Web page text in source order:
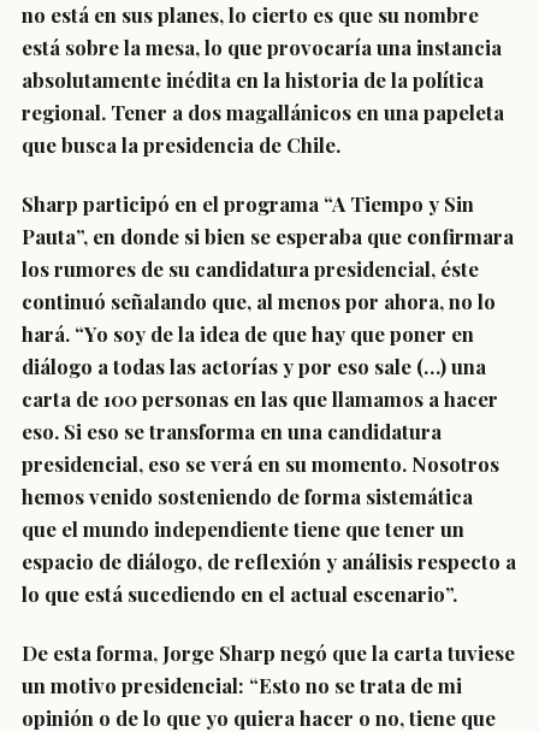
no está en sus planes, lo cierto es que su nombre
está sobre la mesa, lo que provocaría una instancia
absolutamente inédita en la historia de la política
regional. Tener a dos magallánicos en una papeleta
que busca la presidencia de Chile.
Sharp participó en el programa “A Tiempo y Sin
Pauta”, en donde si bien se esperaba que confirmara
los rumores de su candidatura presidencial, éste
continuó señalando que, al menos por ahora, no lo
hará. “Yo soy de la idea de que hay que poner en
diálogo a todas las actorías y por eso sale (…) una
carta de 100 personas en las que llamamos a hacer
eso. Si eso se transforma en una candidatura
presidencial, eso se verá en su momento. Nosotros
hemos venido sosteniendo de forma sistemática
que el mundo independiente tiene que tener un
espacio de diálogo, de reflexión y análisis respecto a
lo que está sucediendo en el actual escenario”.
De esta forma, Jorge Sharp negó que la carta tuviese
un motivo presidencial: “Esto no se trata de mi
opinión o de lo que yo quiera hacer o no, tiene que